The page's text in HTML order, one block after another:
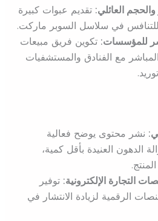
العائلي:تقديم عبوات كبيرة
في سلاسل السوبر ماركت.
للمؤسسات:تكوين فريق مبيعات
مع الفنادق والمستشفيات
نشر محتوى يوضح فعالية
الدهون العنيدة بأقل كمية،
التجارة الإلكترونية:توفير
الرقمية لزيادة الانتشار في